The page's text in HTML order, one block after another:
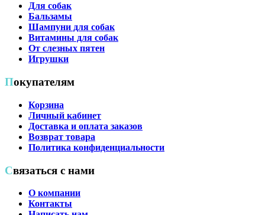
Для собак
Бальзамы
Шампуни для собак
Витамины для собак
От слезных пятен
Игрушки
Покупателям
Корзина
Личный кабинет
Доставка и оплата заказов
Возврат товара
Политика конфиденциальности
Связаться с нами
О компании
Контакты